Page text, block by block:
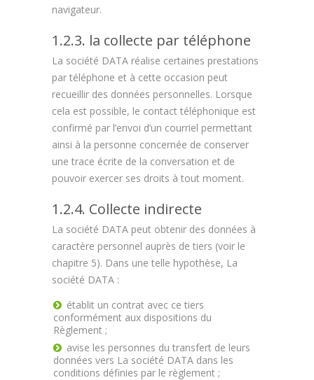
navigateur.
1.2.3. la collecte par téléphone
La société DATA réalise certaines prestations
par téléphone et à cette occasion peut
recueillir des données personnelles. Lorsque
cela est possible, le contact téléphonique est
confirmé par l’envoi d’un courriel permettant
ainsi à la personne concernée de conserver
une trace écrite de la conversation et de
pouvoir exercer ses droits à tout moment.
1.2.4. Collecte indirecte
La société DATA peut obtenir des données à
caractère personnel auprès de tiers (voir le
chapitre 5). Dans une telle hypothèse, La
société DATA :
établit un contrat avec ce tiers
conformément aux dispositions du
Règlement ;
avise les personnes du transfert de leurs
données vers La société DATA dans les
conditions définies par le règlement ;